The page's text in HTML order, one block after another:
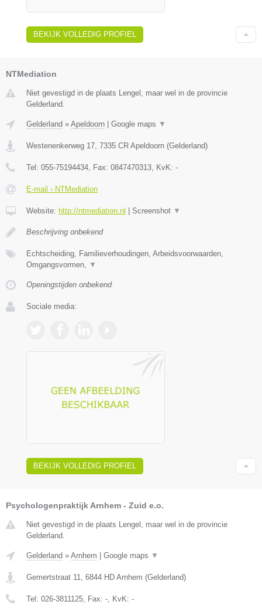
BEKIJK VOLLEDIG PROFIEL
NTMediation
Niet gevestigd in de plaats Lengel, maar wel in de provincie
Gelderland.
Gelderland » Apeldoorn | Google maps ▼
Westenenkerweg 17 7335 CR Apeldoorn (Gelderland)
Tel: 055-75194434 , Fax: 0847470313 , KvK: -
E-mail › NTMediation
Website: http://ntmediation.nl | Screenshot ▼
Beschrijving onbekend
Echtscheiding, Familieverhoudingen, Arbeidsvoorwaarden,
Omgangsvormen,
▼
Openingstijden onbekend
Sociale media:
BEKIJK VOLLEDIG PROFIEL
Psychologenpraktijk Arnhem - Zuid e.o.
Niet gevestigd in de plaats Lengel, maar wel in de provincie
Gelderland.
Gelderland » Arnhem Google maps ▼
Gemertstraat 11, 6844 HD Arnhem (Gelderland)
Tel: 026-3811125, Fax: -, KvK: -